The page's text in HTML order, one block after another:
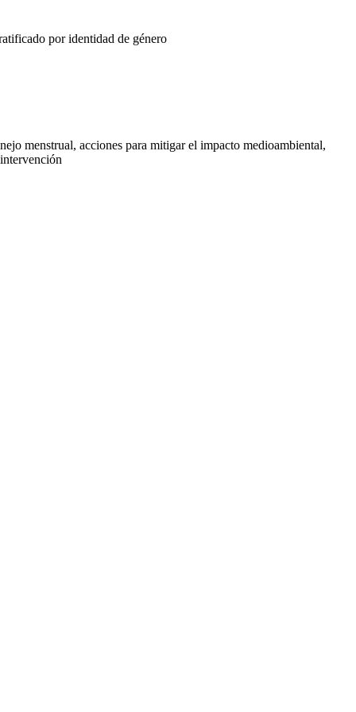
por identidad de género
menstrual, acciones para mitigar el impacto medioambiental,